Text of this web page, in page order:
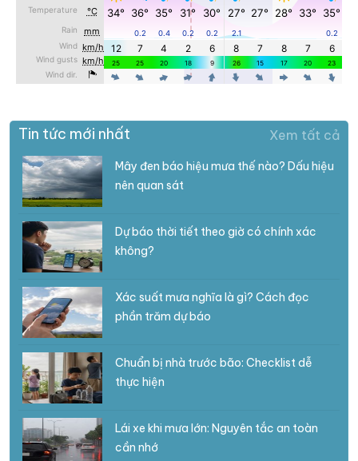
Tin tức mới nhất Xem tất cả
Mây đen báo hiệu mưa thế nào? Dấu hiệu
nên quan sát
Dự báo thời tiết theo giờ có chính xác
không?
Xác suất mưa nghĩa là gì? Cách đọc
phần trăm dự báo
Chuẩn bị nhà trước bão: Checklist dễ
thực hiện
Lái xe khi mưa lớn: Nguyên tắc an toàn
cần nhớ